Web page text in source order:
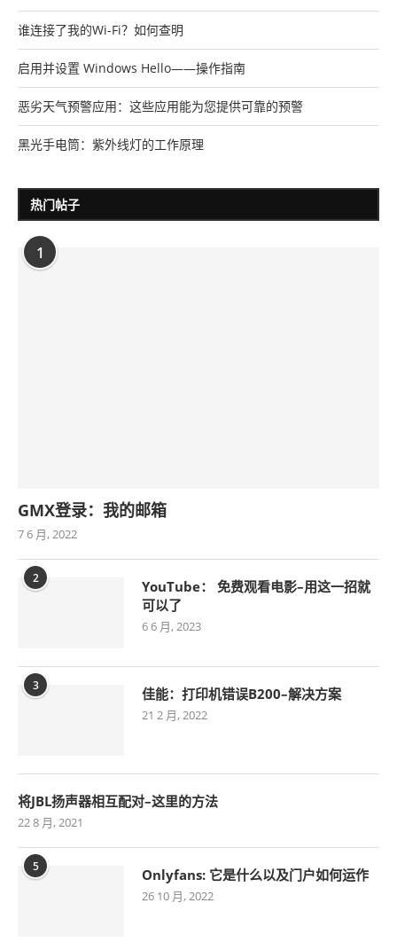
谁连接了我的Wi-Fi？如何查明
启用并设置 Windows Hello——操作指南
恶劣天气预警应用：这些应用能为您提供可靠的预警
黑光手电筒：紫外线灯的工作原理
热门帖子
1
GMX登录：我的邮箱
7 6 月, 2022
2
YouTube： 免费观看电影–用这一招就
可以了
6 6 月, 2023
3 佳能：打印机错误B200–解决方案
21 2 月, 2022
将JBL扬声器相互配对–这里的方法
22 8 月, 2021
5 Onlyfans: 它是什么以及门户如何运作
26 10 月, 2022